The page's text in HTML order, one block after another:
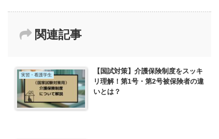
関連記事
実習・看護学生
【国試対策】介護保険制度をスッキ
リ理解！第1号・第2号被保険者の違
いとは？